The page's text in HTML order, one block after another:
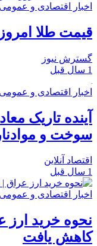
اخبار اقتصادی و عمومی
قیمت طلا امروز
گسترش نیوز
1 سال قبل
اخبار اقتصادی و عمومی
آینده تاریک
سوخت و
اقتصاد آنلاین
1 سال قبل
اخبار اقتصادی و عمومی
نحوه خرید ارز
کاهش یافت